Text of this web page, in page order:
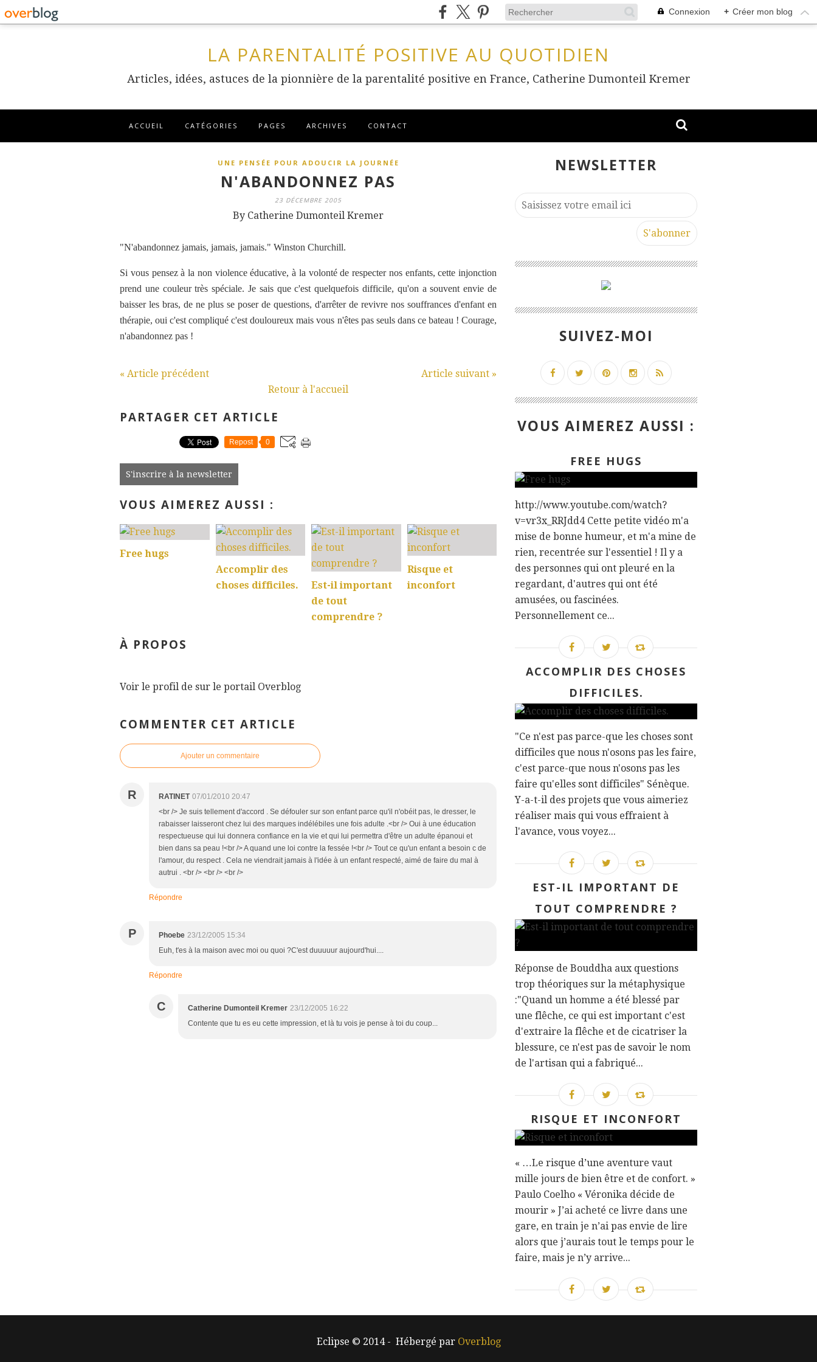
Connexion + Créer mon blog
LA PARENTALITÉ POSITIVE AU QUOTIDIEN
Articles, idées, astuces de la pionnière de la parentalité positive en France, Catherine Dumonteil Kremer
ACCUEIL CATÉGORIES PAGES ARCHIVES CONTACT
UNE PENSÉE POUR ADOUCIR LA JOURNÉE
N'ABANDONNEZ PAS
23 DÉCEMBRE 2005
By Catherine Dumonteil Kremer
"N'abandonnez jamais, jamais, jamais." Winston Churchill.
Si vous pensez à la non violence éducative, à la volonté de respecter nos enfants, cette injonction
prend une couleur très spéciale. Je sais que c'est quelquefois difficile, qu'on a souvent envie de
baisser les bras, de ne plus se poser de questions, d'arrêter de revivre nos souffrances d'enfant en
thérapie, oui c'est compliqué c'est douloureux mais vous n'êtes pas seuls dans ce bateau ! Courage,
n'abandonnez pas !
« Article précédent
Article suivant »
Retour à l'accueil
PARTAGER CET ARTICLE
Repost 0
S'inscrire à la newsletter
VOUS AIMEREZ AUSSI :
Free hugs
Accomplir des
choses difficiles.
Est-il important
de tout
comprendre ?
Risque et
inconfort
À PROPOS
Voir le profil de sur le portail Overblog
COMMENTER CET ARTICLE
Ajouter un commentaire
R RATINET 07/01/2010 20:47
<br /> Je suis tellement d'accord . Se défouler sur son enfant parce qu'il n'obéit pas, le dresser, le
rabaisser laisseront chez lui des marques indélébiles une fois adulte .<br /> Oui à une éducation
respectueuse qui lui donnera confiance en la vie et qui lui permettra d'être un adulte épanoui et
bien dans sa peau !<br /> A quand une loi contre la fessée !<br /> Tout ce qu'un enfant a besoin c de
l'amour, du respect . Cela ne viendrait jamais à l'idée à un enfant respecté, aimé de faire du mal à
autrui . <br /> <br /> <br />
Répondre
P Phoebe 23/12/2005 15:34
Euh, t'es à la maison avec moi ou quoi ?C'est duuuuur aujourd'hui....
Répondre
C Catherine Dumonteil Kremer 23/12/2005 16:22
Contente que tu es eu cette impression, et là tu vois je pense à toi du coup...
NEWSLETTER
SUIVEZ-MOI
VOUS AIMEREZ AUSSI :
FREE HUGS
http://www.youtube.com/watch?
v=vr3x_RRJdd4 Cette petite vidéo m'a
mise de bonne humeur, et m'a mine de
rien, recentrée sur l'essentiel ! Il y a
des personnes qui ont pleuré en la
regardant, d'autres qui ont été
amusées, ou fascinées.
Personnellement ce...
ACCOMPLIR DES CHOSES
DIFFICILES.
"Ce n'est pas parce-que les choses sont
difficiles que nous n'osons pas les faire,
c'est parce-que nous n'osons pas les
faire qu'elles sont difficiles" Sénèque.
Y-a-t-il des projets que vous aimeriez
réaliser mais qui vous effraient à
l'avance, vous voyez...
EST-IL IMPORTANT DE
TOUT COMPRENDRE ?
Réponse de Bouddha aux questions
trop théoriques sur la métaphysique
:"Quand un homme a été blessé par
une flêche, ce qui est important c'est
d'extraire la flêche et de cicatriser la
blessure, ce n'est pas de savoir le nom
de l'artisan qui a fabriqué...
RISQUE ET INCONFORT
« …Le risque d’une aventure vaut
mille jours de bien être et de confort. »
Paulo Coelho « Véronika décide de
mourir » J’ai acheté ce livre dans une
gare, en train je n’ai pas envie de lire
alors que j’aurais tout le temps pour le
faire, mais je n’y arrive...
Eclipse © 2014 - Hébergé par Overblog